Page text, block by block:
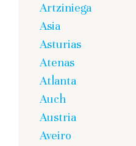
Artziniega
Asia
Asturias
Atenas
Atlanta
Auch
Austria
Aveiro